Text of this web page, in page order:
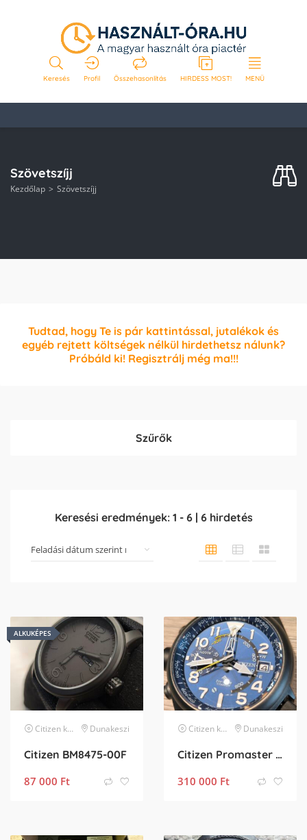
Keresés Profil Összehasonlítás HIRDESS MOST! MENÜ
Szövetszíjj
Kezdőlap Szövetszíjj
Tudtad, hogy Te is pár kattintással, jutalékok és
egyéb rejtett költségek nélkül hirdethetsz nálunk?
Próbáld ki! Regisztrálj még ma!!!
Szűrők
Keresési eredmények: 1 - 6| 6hirdetés
ALKUKÉPES
Citizen karóra Dunakeszi
Citizen BM8475-00F
87 000 Ft
Citizen karóra Dunakeszi
Citizen Promaster BN4065-07L
310 000 Ft